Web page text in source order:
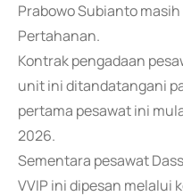
Prabowo Subianto
Pertahanan.
Kontrak pengadaan
unit ini ditandatangani
pertama pesawat ini
2026.
Sementara pesawat
VVIP ini dipesan melalui